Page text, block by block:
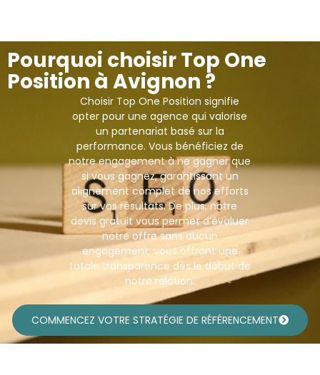
Pourquoi choisir Top One
Position à Avignon ?
Choisir Top One Position signifie
opter pour une agence qui valorise
un partenariat basé sur la
performance. Vous bénéficiez de
notre engagement à ne gagner que
si vous gagnez, garantissant un
alignement complet de nos efforts
sur vos résultats. De plus, notre
devis gratuit vous permet d’évaluer
notre offre sans aucun
engagement, vous offrant une
totale transparence dès le début de
notre relation.
COMMENCEZ VOTRE STRATÉGIE DE RÉFÉRENCEMENT